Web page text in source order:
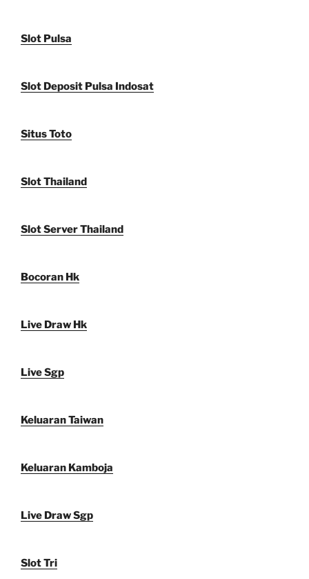
Slot Pulsa
Slot Deposit Pulsa Indosat
Situs Toto
Slot Thailand
Slot Server Thailand
Bocoran Hk
Live Draw Hk
Live Sgp
Keluaran Taiwan
Keluaran Kamboja
Live Draw Sgp
Slot Tri